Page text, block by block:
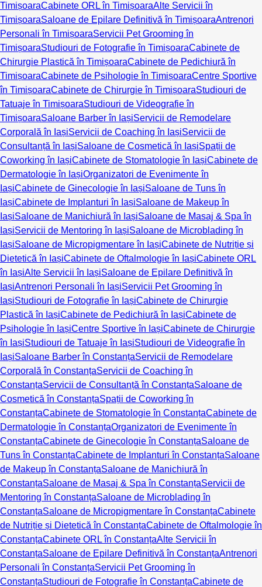
TimișoaraCabinete ORL în TimișoaraAlte Servicii în
TimișoaraSaloane de Epilare Definitivă în TimișoaraAntrenori
Personali în TimișoaraServicii Pet Grooming în
TimișoaraStudiouri de Fotografie în TimișoaraCabinete de
Chirurgie Plastică în TimișoaraCabinete de Pedichiură în
TimișoaraCabinete de Psihologie în TimișoaraCentre Sportive
în TimișoaraCabinete de Chirurgie în TimișoaraStudiouri de
Tatuaje în TimișoaraStudiouri de Videografie în
TimișoaraSaloane Barber în IașiServicii de Remodelare
Corporală în IașiServicii de Coaching în IașiServicii de
Consultanță în IașiSaloane de Cosmetică în IașiSpații de
Coworking în IașiCabinete de Stomatologie în IașiCabinete de
Dermatologie în IașiOrganizatori de Evenimente în
IașiCabinete de Ginecologie în IașiSaloane de Tuns în
IașiCabinete de Implanturi în IașiSaloane de Makeup în
IașiSaloane de Manichiură în IașiSaloane de Masaj & Spa în
IașiServicii de Mentoring în IașiSaloane de Microblading în
IașiSaloane de Micropigmentare în IașiCabinete de Nutriție și
Dietetică în IașiCabinete de Oftalmologie în IașiCabinete ORL
în IașiAlte Servicii în IașiSaloane de Epilare Definitivă în
IașiAntrenori Personali în IașiServicii Pet Grooming în
IașiStudiouri de Fotografie în IașiCabinete de Chirurgie
Plastică în IașiCabinete de Pedichiură în IașiCabinete de
Psihologie în IașiCentre Sportive în IașiCabinete de Chirurgie
în IașiStudiouri de Tatuaje în IașiStudiouri de Videografie în
IașiSaloane Barber în ConstanțaServicii de Remodelare
Corporală în ConstanțaServicii de Coaching în
ConstanțaServicii de Consultanță în ConstanțaSaloane de
Cosmetică în ConstanțaSpații de Coworking în
ConstanțaCabinete de Stomatologie în ConstanțaCabinete de
Dermatologie în ConstanțaOrganizatori de Evenimente în
ConstanțaCabinete de Ginecologie în ConstanțaSaloane de
Tuns în ConstanțaCabinete de Implanturi în ConstanțaSaloane
de Makeup în ConstanțaSaloane de Manichiură în
ConstanțaSaloane de Masaj & Spa în ConstanțaServicii de
Mentoring în ConstanțaSaloane de Microblading în
ConstanțaSaloane de Micropigmentare în ConstanțaCabinete
de Nutriție și Dietetică în ConstanțaCabinete de Oftalmologie în
ConstanțaCabinete ORL în ConstanțaAlte Servicii în
ConstanțaSaloane de Epilare Definitivă în ConstanțaAntrenori
Personali în ConstanțaServicii Pet Grooming în
ConstanțaStudiouri de Fotografie în ConstanțaCabinete de